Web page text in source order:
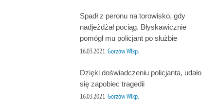
Spadł z peronu na torowisko, gdy
nadjeżdżał pociąg. Błyskawicznie
pomógł mu policjant po służbie
16.03.2021 Gorzów Wlkp.
Dzięki doświadczeniu policjanta, udało
się zapobiec tragedii
16.03.2021 Gorzów Wlkp.